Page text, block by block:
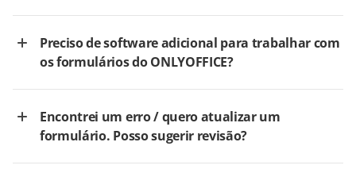
Preciso de software adicional para trabalhar com
os formulários do ONLYOFFICE?
Encontrei um erro / quero atualizar um
formulário. Posso sugerir revisão?